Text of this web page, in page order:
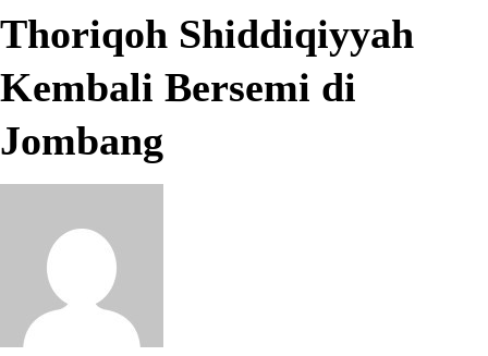
Thoriqoh Shiddiqiyyah
Kembali Bersemi di
Jombang